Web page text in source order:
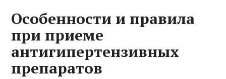
Особенности и правила
при приеме
антигипертензивных
препаратов